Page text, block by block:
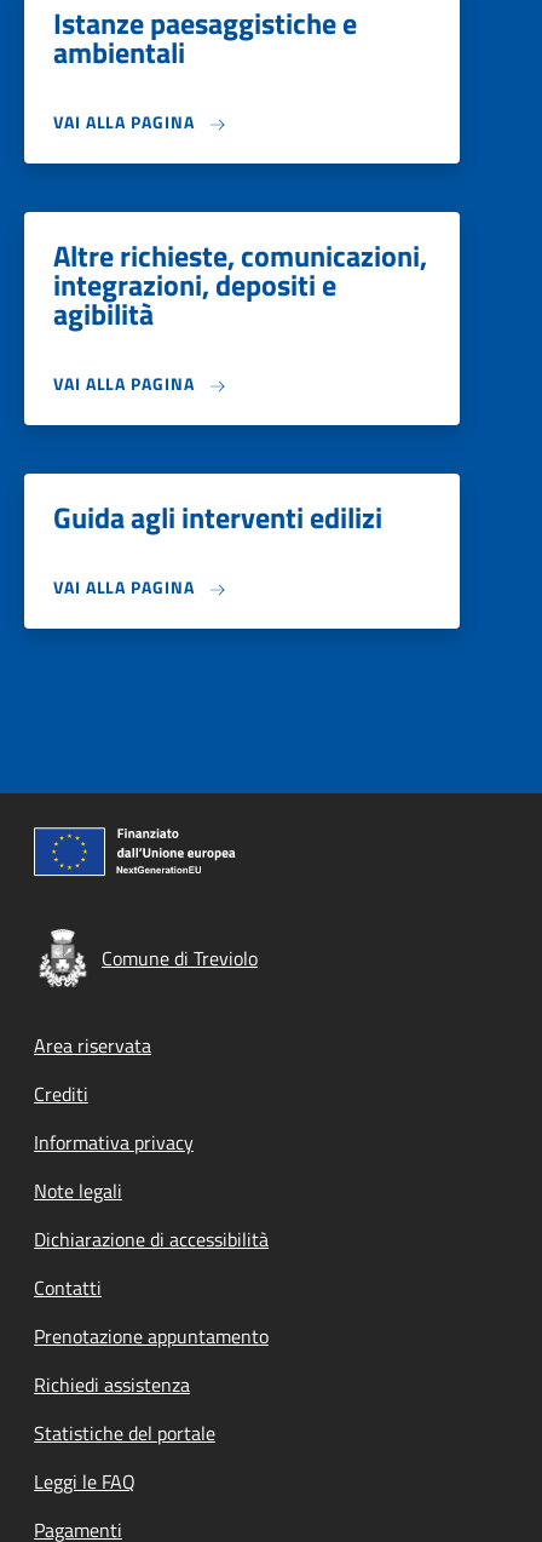
Istanze paesaggistiche e
ambientali
VAI ALLA PAGINA
Altre richieste, comunicazioni,
integrazioni, depositi e
agibilità
VAI ALLA PAGINA
Guida agli interventi edilizi
VAI ALLA PAGINA
Comune di Treviolo
Footer menu
Area riservata
Crediti
Informativa privacy
Note legali
Dichiarazione di accessibilità
Contatti
Prenotazione appuntamento
Richiedi assistenza
Statistiche del portale
Leggi le FAQ
Pagamenti